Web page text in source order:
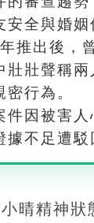
全與婚
推出後，
壯壯聲稱
行為。
件因被害
不足遭
晴精神